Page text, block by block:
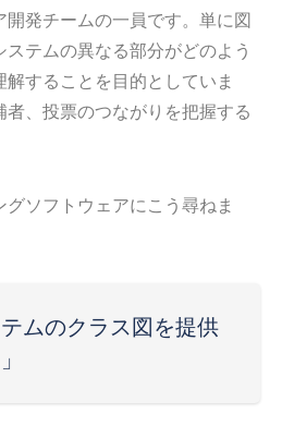
発チームの一員です。単に図
テムの異なる部分がどのよう
することを目的としていま
、投票のつながりを把握する
ソフトウェアにこう尋ねま
テムのクラス図を提供